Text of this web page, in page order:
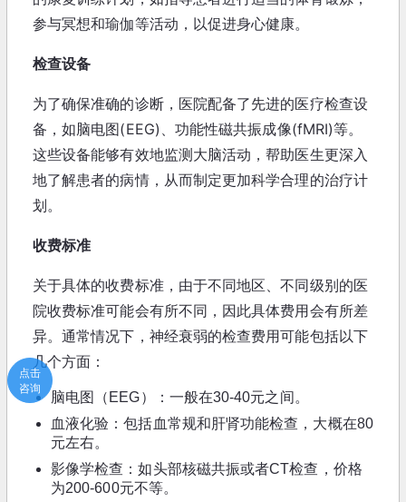
参与冥想和瑜伽等活动，以促进身心健康。
检查设备
为了确保准确的诊断，医院配备了先进的医疗检查设
备，如脑电图(EEG)、功能性磁共振成像(fMRI)等。
这些设备能够有效地监测大脑活动，帮助医生更深入
地了解患者的病情，从而制定更加科学合理的治疗计
划。
收费标准
关于具体的收费标准，由于不同地区、不同级别的医
院收费标准可能会有所不同，因此具体费用会有所差
异。通常情况下，神经衰弱的检查费用可能包括以下
几个方面：
脑电图（EEG）：一般在30-40元之间。
血液化验：包括血常规和肝肾功能检查，大概在80
元左右。
影像学检查：如头部核磁共振或者CT检查，价格
为200-600元不等。
点击
咨询